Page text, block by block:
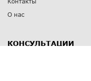
О нас
КОНСУЛЬТАЦИИ